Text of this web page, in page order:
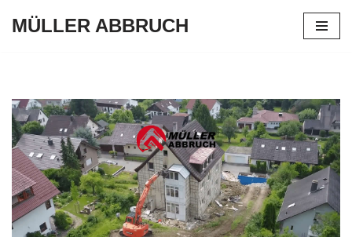
MÜLLER ABBRUCH